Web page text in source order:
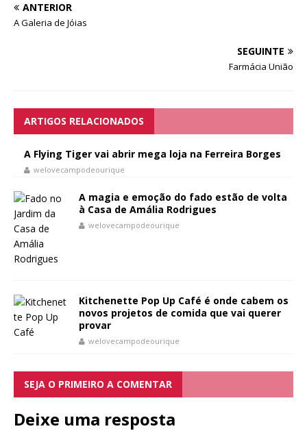
ANTERIOR
A Galeria de Jóias
SEGUINTE
Farmácia União
ARTIGOS RELACIONADOS
A Flying Tiger vai abrir mega loja na Ferreira Borges
welovecampodeourique
A magia e emoção do fado estão de volta
à Casa de Amália Rodrigues
welovecampodeourique
Kitchenette Pop Up Café é onde cabem os
novos projetos de comida que vai querer
provar
welovecampodeourique
SEJA O PRIMEIRO A COMENTAR
Deixe uma resposta